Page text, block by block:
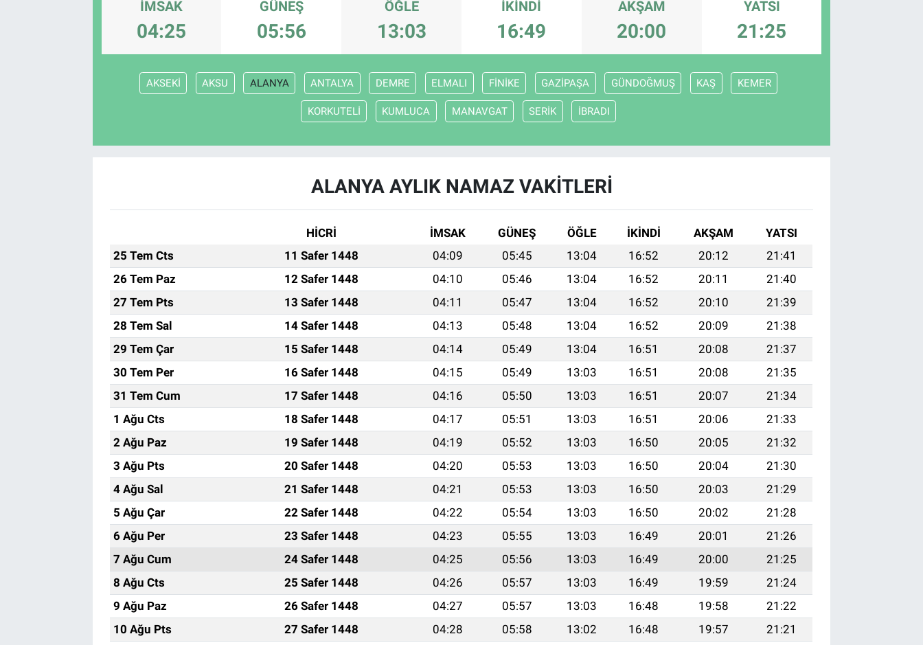
İMSAK
04:25
GÜNEŞ
05:56
ÖĞLE
13:03
İKINDI
16:49
AKŞAM
20:00
YATSI
21:25
AKSEKİ AKSU ALANYA ANTALYA DEMRE ELMALI FİNİKE GAZİPAŞA GÜNDOĞMUŞ KAŞ KEMER
KORKUTELİ KUMLUCA MANAVGAT SERİK İBRADI
ALANYA AYLIK NAMAZ VAKITLERI
HİCRİ İMSAK GÜNEŞ ÖĞLE İKINDI AKŞAM
YATSI
25 Tem Cts
11 Safer 1448 04:09 05:45 13:04 16:52 20:12
21:41
26 Tem Paz
12 Safer 1448 04:10 05:46 13:04 16:52 20:11
21:40
27 Tem Pts
13 Safer 1448 04:11 05:47 13:04 16:52 20:10
21:39
28 Tem Sal
14 Safer 1448 04:13 05:48 13:04 16:52 20:09
21:38
29 Tem Çar
15 Safer 1448 04:14 05:49 13:04 16:51 20:08
21:37
30 Tem Per
16 Safer 1448 04:15 05:49 13:03 16:51 20:08
21:35
31 Tem Cum
17 Safer 1448 04:16 05:50 13:03 16:51 20:07
21:34
1 Ağu Cts
18 Safer 1448 04:17 05:51 13:03 16:51 20:06
21:33
2 Ağu Paz
19 Safer 1448 04:19 05:52 13:03 16:50 20:05
21:32
3 Ağu Pts
20 Safer 1448 04:20 05:53 13:03 16:50 20:04
21:30
4 Ağu Sal
21 Safer 1448 04:21 05:53 13:03 16:50 20:03
21:29
5 Ağu Çar
22 Safer 1448 04:22 05:54 13:03 16:50 20:02
21:28
6 Ağu Per
23 Safer 1448 04:23 05:55 13:03 16:49 20:01
21:26
7 Ağu Cum
24 Safer 1448 04:25 05:56 13:03 16:49 20:00
21:25
8 Ağu Cts
25 Safer 1448 04:26 05:57 13:03 16:49 19:59
21:24
9 Ağu Paz
26 Safer 1448 04:27 05:57 13:03 16:48 19:58
21:22
10 Ağu Pts
27 Safer 1448 04:28 05:58 13:02 16:48 19:57
21:21